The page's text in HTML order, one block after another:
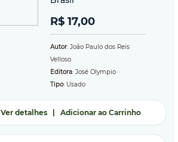
R$ 17,00
Autor: João Paulo dos Reis
Velloso
Editora: José Olympio
Tipo: Usado
Ver detalhes| Adicionar ao Carrinho